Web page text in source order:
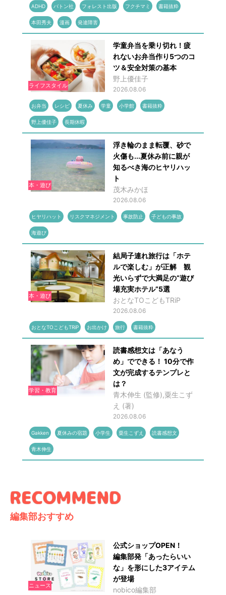
ADHD バトン社 フォレスト出版 フクチマミ 書籍抜粋
本田秀夫 漫画 発達障害
ライフスタイル
学童弁当を乗り切れ！疲
れないお弁当作り5つのコ
ツ＆安全対策の基本
野上優佳子
2026.08.06
お弁当 レシピ 夏休み 学童 小学館 書籍抜粋
野上優佳子 長期休暇
本・遊び
浮き輪のまま転覆、砂で
火傷も...夏休み前に親が
知るべき海のヒヤリハッ
ト
茂木みかほ
2026.08.06
ヒヤリハット リスクマネジメント 事故防止 子どもの事故
海遊び
本・遊び
結局子連れ旅行は「ホテ
ルで楽しむ」が正解 観
光いらずで大満足の“遊び
場充実ホテル”5選
おとなTOこどもTRiP
2026.08.06
おとなTOこどもTRiP お出かけ 旅行 書籍抜粋
学習・教育
読書感想文は「あなう
め」でできる！ 10分で作
文が完成するテンプレと
は？
青木伸生 (監修),粟生こず
え (著)
2026.08.06
Gakken 夏休みの宿題 小学生 粟生こずえ 読書感想文
青木伸生
編集部おすすめ
ニュース
公式ショップOPEN！
編集部発「あったらいい
な」を形にした3アイテム
が登場
nobico編集部